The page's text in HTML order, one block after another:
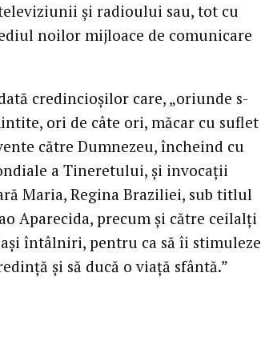
şi radioului sau, tot cu
noilor mijloace de comunicare
credincioşilor care, „oriunde s-
ori de câte ori, măcar cu suflet
către Dumnezeu, încheind cu
a Tineretului, şi invocaţii
Maria, Regina Braziliei, sub titlul
Aparecida, precum şi către ceilalţi
întâlniri, pentru ca să îi stimuleze
şi să ducă o viaţă sfântă.”